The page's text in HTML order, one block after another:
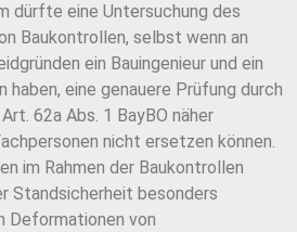
dürfte eine Untersuchung des
Baukontrollen, selbst wenn an
ein Bauingenieur und ein
eine genauere Prüfung durch
62a Abs. 1 BayBO näher
nicht ersetzen können.
im Rahmen der Baukontrollen
Standsicherheit besonders
Deformationen von